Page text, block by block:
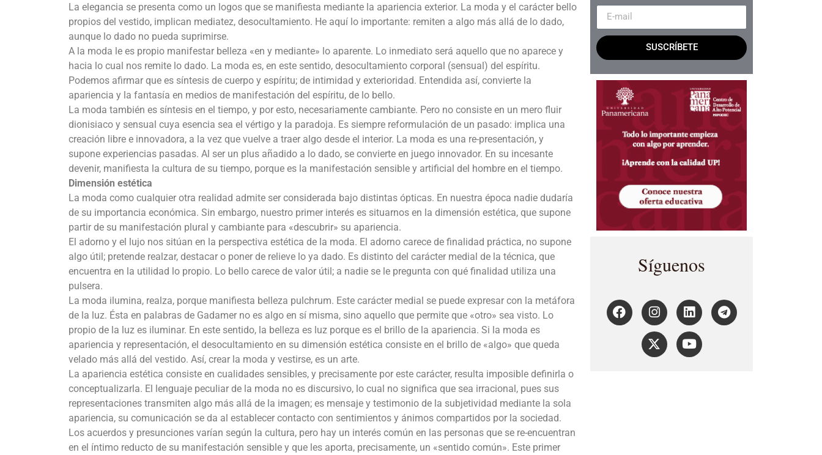
La elegancia se presenta como un logos que se manifiesta mediante la apariencia exterior. La moda y el carácter bello
propios del vestido, implican mediatez, desocultamiento. He aquí lo importante: remiten a algo más allá de lo dado,
aunque lo dado no pueda suprimirse.
A la moda le es propio manifestar belleza «en y mediante» lo aparente. Lo inmediato será aquello que no aparece y
hacia lo cual nos remite lo dado. La moda es, en este sentido, desocultamiento corporal (sensual) del espíritu.
Podemos afirmar que es síntesis de cuerpo y espíritu; de intimidad y exterioridad. Entendida así, convierte la
apariencia y la fantasía en medios de manifestación del espíritu, de lo bello.
La moda también es síntesis en el tiempo, y por esto, necesariamente cambiante. Pero no consiste en un mero fluir
dionisiaco y sensual cuya esencia sea el vértigo y la paradoja. Es siempre reformulación de un pasado: implica una
creación libre e innovadora, a la vez que vuelve a traer algo desde el interior. La moda es una re-presentación, y
supone experiencias pasadas. Al ser un plus añadido a lo dado, se convierte en juego innovador. En su incesante
devenir, manifiesta la cultura de su tiempo, porque es la manifestación sensible y artificial del hombre en el tiempo.
Dimensión estética
La moda como cualquier otra realidad admite ser considerada bajo distintas ópticas. En nuestra época nadie dudaría
de su importancia económica. Sin embargo, nuestro primer interés es situarnos en la dimensión estética, que supone
partir de su manifestación plural y cambiante para «descubrir» su apariencia.
El adorno y el lujo nos sitúan en la perspectiva estética de la moda. El adorno carece de finalidad práctica, no supone
algo útil; pretende realzar, destacar o poner de relieve lo ya dado. Es distinto del carácter medial de la técnica, que
encuentra en la utilidad lo propio. Lo bello carece de valor útil; a nadie se le pregunta con qué finalidad utiliza una
pulsera.
La moda ilumina, realza, porque manifiesta belleza pulchrum. Este carácter medial se puede expresar con la metáfora
de la luz. Ésta en palabras de Gadamer no es algo en sí misma, sino aquello que permite que «otro» sea visto. Lo
propio de la luz es iluminar. En este sentido, la belleza es luz porque es el brillo de la apariencia. Si la moda es
apariencia y representación, el desocultamiento en su dimensión estética consiste en el brillo de «algo» que queda
velado más allá del vestido. Así, crear la moda y vestirse, es un arte.
La apariencia estética consiste en cualidades sensibles, y precisamente por este carácter, resulta imposible definirla o
conceptualizarla. El lenguaje peculiar de la moda no es discursivo, lo cual no significa que sea irracional, pues sus
representaciones transmiten algo más allá de la imagen; es mensaje y testimonio de la subjetividad mediante la sola
apariencia, su comunicación se da al establecer contacto con sentimientos y ánimos compartidos por la sociedad.
Los acuerdos y presunciones varían según la cultura, pero hay un interés común en las personas que se re-encuentran
en el íntimo reducto de su manifestación sensible y que les aporta, precisamente, un «sentido común». Este primer
SUSCRÍBETE
Síguenos